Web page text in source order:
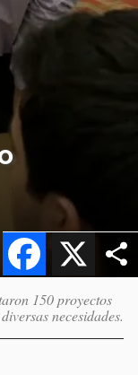
X
Facebook
150 proyectos
necesidades.